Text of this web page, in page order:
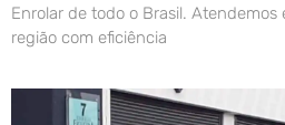
Enrolar de todo o Brasil. Atendemos
região com eficiência